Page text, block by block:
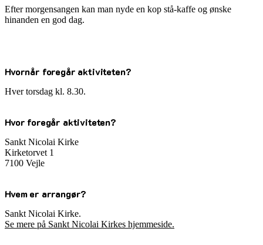
Efter morgensangen kan man nyde en kop stå-kaffe og ønske
hinanden en god dag.
Hvornår foregår aktiviteten?
Hver torsdag kl. 8.30.
Hvor foregår aktiviteten?
Sankt Nicolai Kirke
Kirketorvet 1
7100 Vejle
Hvem er arrangør?
Sankt Nicolai Kirke.
Se mere på Sankt Nicolai Kirkes hjemmeside.